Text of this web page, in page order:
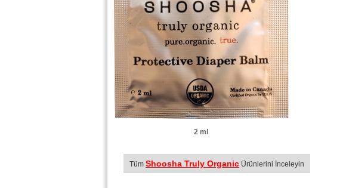
2 ml
Tüm Shoosha Truly Organic Ürünlerini İnceleyin